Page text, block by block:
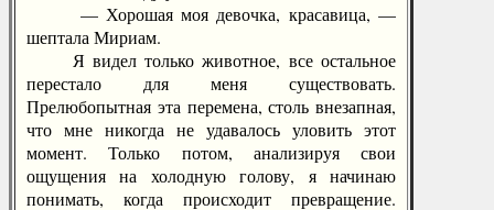
— Хорошая моя девочка, красавица, —
шептала Мириам.
Я видел только животное, все остальное
перестало для меня существовать.
Прелюбопытная эта перемена, столь внезапная,
что мне никогда не удавалось уловить этот
момент. Только потом, анализируя свои
ощущения на холодную голову, я начинаю
понимать, когда происходит превращение.